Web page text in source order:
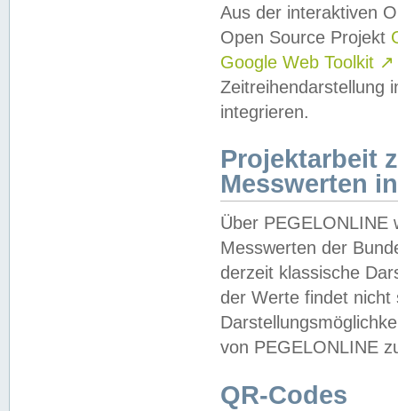
Aus der interaktiven
Open Source Projekt
Google Web Toolkit ↗
Zeitreihendarstellung
integrieren.
Projektarbeit
Messwerten
Über PEGELONLINE
Messwerten der
derzeit klassische
der Werte findet
von PEGELONLINE
QR-Codes